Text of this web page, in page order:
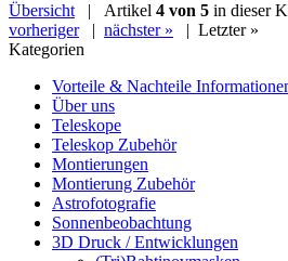
Übersicht | Artikel 4 von 5 in dieser
vorheriger| nächster » | Letzter »
Kategorien
Vorteile & Nachteile
Über uns
Teleskope
Teleskop Zubehör
Montierungen
Montierung Zubehör
Astrofotografie
Sonnenbeobachtung
3D Druck / Entwicklungen